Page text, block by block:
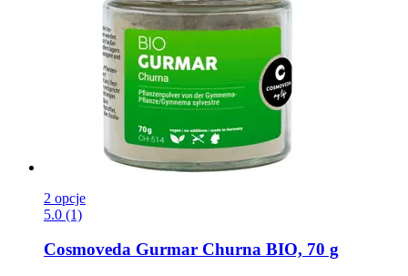
2 opcje
5.0 (1)
Cosmoveda Gurmar Churna BIO, 70 g